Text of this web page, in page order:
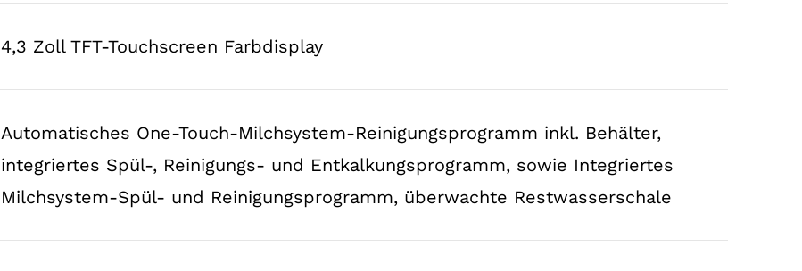
4,3 Zoll TFT-Touchscreen Farbdisplay
Automatisches One-Touch-Milchsystem-Reinigungsprogramm inkl. Behälter,
integriertes Spül-, Reinigungs- und Entkalkungsprogramm, sowie Integriertes
Milchsystem-Spül- und Reinigungsprogramm, überwachte Restwasserschale